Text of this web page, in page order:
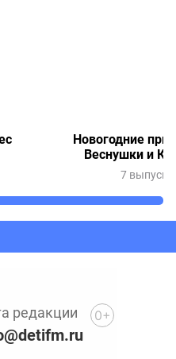
Новогодние
Веснушки и
7
редакции 0+